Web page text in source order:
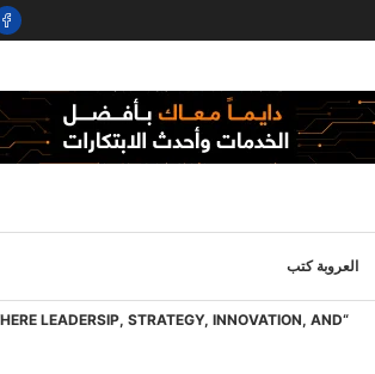
العروبة كتب
“THE NETCAST” — WHERE LEADERSIP, STRATEGY, INNOVATION, AND...